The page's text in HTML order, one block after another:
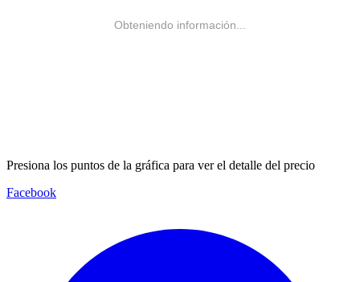
Obteniendo información...
Presiona los puntos de la gráfica para ver el detalle del precio
Facebook